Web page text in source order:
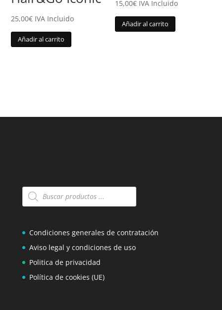
25,00€ IVA Incluido
Añadir al carrito
15,00€ IVA Incluido
Añadir al carrito
Búsqueda
de
Condiciones generales de contratación
Aviso legal y condiciones de uso
Politica de privacidad
Política de cookies (UE)